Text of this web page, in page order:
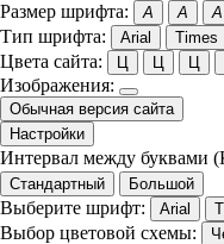
Размер шрифта: A A A
Тип шрифта: Arial Times
Цвета сайта: Ц Ц Ц
Изображения:
Обычная версия сайта
Настройки
Интервал между буквами
Стандартный
Большой
Выберите шрифт: Arial
Выбор цветовой схемы: